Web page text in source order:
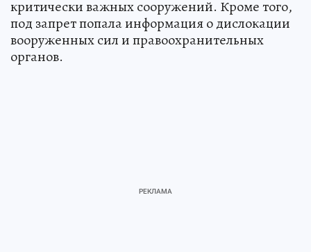
критически важных сооружений. Кроме того,
под запрет попала информация о дислокации
вооруженных сил и правоохранительных
органов.